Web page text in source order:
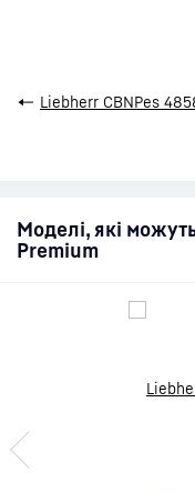
← Liebherr CBNPes
Моделі, які
Premium